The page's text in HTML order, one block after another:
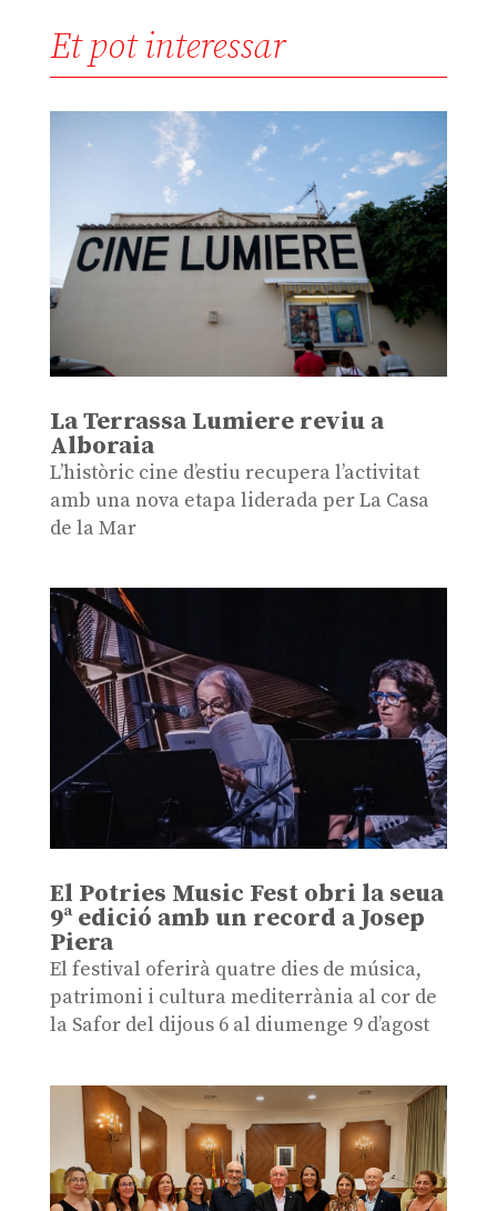
Et pot interessar
La Terrassa Lumiere reviu a
Alboraia
L’històric cine d’estiu recupera l’activitat
amb una nova etapa liderada per La Casa
de la Mar
El Potries Music Fest obri la seua
9ª edició amb un record a Josep
Piera
El festival oferirà quatre dies de música,
patrimoni i cultura mediterrània al cor de
la Safor del dijous 6 al diumenge 9 d’agost